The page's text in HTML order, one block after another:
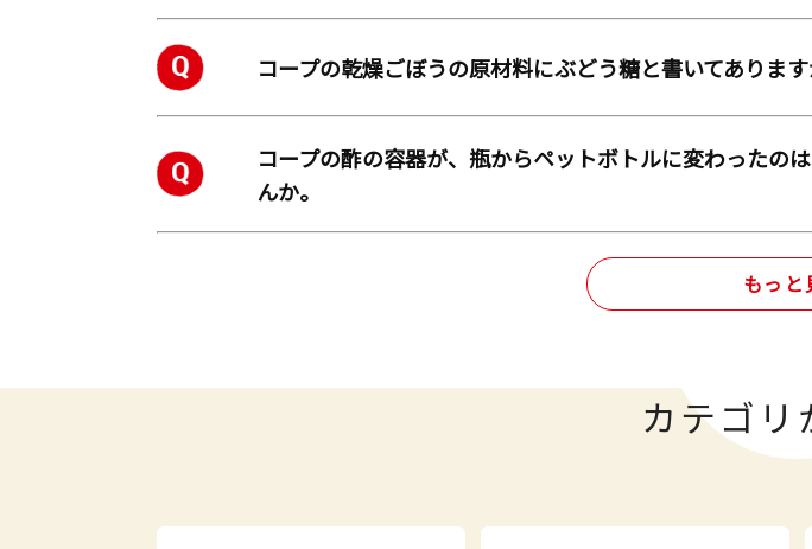
コープの乾燥ごぼうの原材料にぶどう糖と書いてありま
コープの酢の容器が、瓶からペットボトルに変わったの
んか。
もっと
カテゴリ